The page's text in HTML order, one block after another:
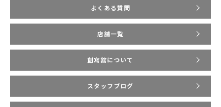
よくある質問
店舗一覧
創寫舘について
スタッフブログ